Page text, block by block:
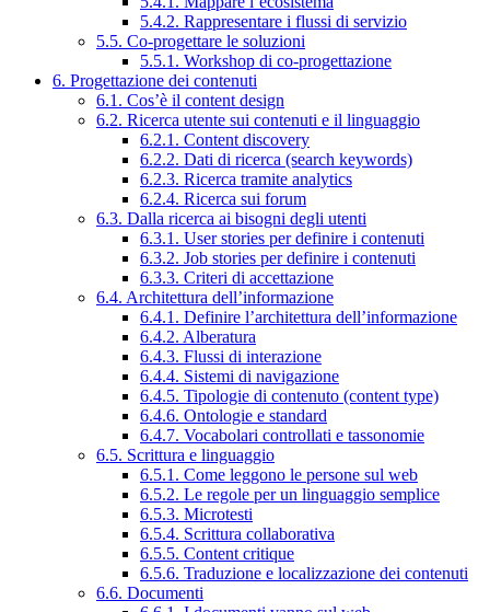
5.4.2. Rappresentare i flussi di servizio
5.5. Co-progettare le soluzioni
5.5.1. Workshop di co-progettazione
6. Progettazione dei contenuti
6.1. Cos’è il content design
6.2. Ricerca utente sui contenuti e il linguaggio
6.2.1. Content discovery
6.2.2. Dati di ricerca (search keywords)
6.2.3. Ricerca tramite analytics
6.2.4. Ricerca sui forum
6.3. Dalla ricerca ai bisogni degli utenti
6.3.1. User stories per definire i contenuti
6.3.2. Job stories per definire i contenuti
6.3.3. Criteri di accettazione
6.4. Architettura dell’informazione
6.4.1. Definire l’architettura dell’informazione
6.4.2. Alberatura
6.4.3. Flussi di interazione
6.4.4. Sistemi di navigazione
6.4.5. Tipologie di contenuto (content type)
6.4.6. Ontologie e standard
6.4.7. Vocabolari controllati e tassonomie
6.5. Scrittura e linguaggio
6.5.1. Come leggono le persone sul web
6.5.2. Le regole per un linguaggio semplice
6.5.3. Microtesti
6.5.4. Scrittura collaborativa
6.5.5. Content critique
6.5.6. Traduzione e localizzazione dei contenuti
6.6. Documenti